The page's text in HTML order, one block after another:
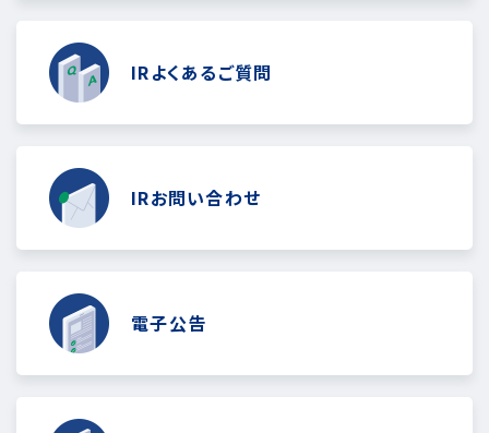
IRよくあるご質問
IRお問い合わせ
電子公告